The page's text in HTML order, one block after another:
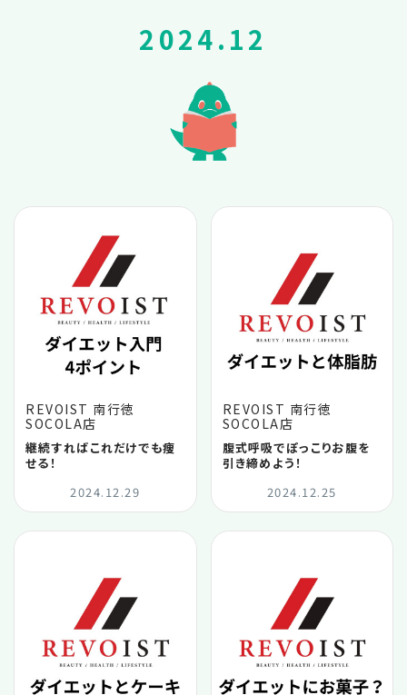
2026.07
2026.06
2026.05
2026.04
2026.02
2025.12
2025.10
2025.08
2024.12
REVOIST 南行徳
SOCOLA店
継続すればこれだけでも痩
せる！
2024.12.29
REVOIST 南行徳
SOCOLA店
腹式呼吸でぽっこりお腹を
引き締めよう！
2024.12.25